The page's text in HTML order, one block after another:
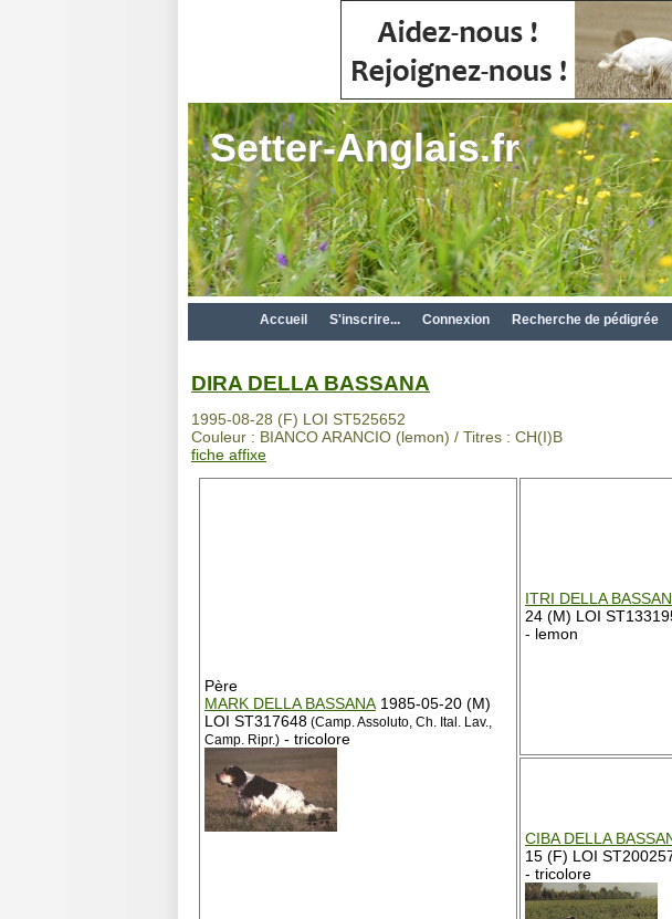
Setter-Anglais.fr
Accueil S'inscrire... Connexion Recherche de pédigrée
DIRA DELLA BASSANA
1995-08-28 (F) LOI ST525652
Couleur : BIANCO ARANCIO (lemon) / Titres : CH(I)B
fiche affixe
Père
MARK DELLA BASSANA 1985-05-20 (M)
LOI ST317648 (Camp. Assoluto, Ch. Ital. Lav.,
Camp. Ripr.) - tricolore
ITRI DELLA
24 (M) LOI
- lemon
CIBA DELLA
15 (F) LOI
- tricolore